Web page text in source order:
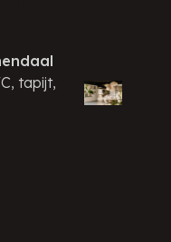
tapijt,